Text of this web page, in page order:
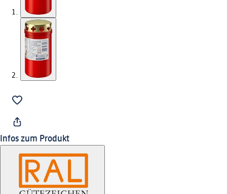
Infos zum Produkt